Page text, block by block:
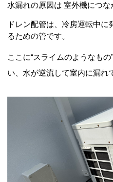
水漏れの原因は 室外機につな
ドレン配管は、冷房運転中
るための管です。
ここに“スライムのようなも
い、水が逆流して室内に漏れ